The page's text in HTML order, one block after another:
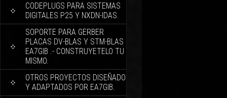
CODEPLUGS PARA SISTEMAS
DIGITALES P25 Y NXDN-IDAS.
SOPORTE PARA GERBER
PLACAS DV-BLAS Y STM-BLAS
EA7GIB .- CONSTRUYETELO TU
MISMO.
OTROS PROYECTOS DISEÑADO
Y ADAPTADOS POR EA7GIB.